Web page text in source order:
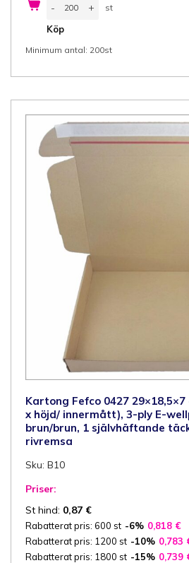
-
Fefco
29x18,5x7
(bredd
x
innermått)
tejp,
E-
wellpapp
ca
1,5
mm
vit/vit,
självhäftande
täckremsor,
+ st
Köp
Minimum antal: 200st
Kartong Fefco 0427
x höjd/ innermått), 3-ply E-
brun/brun, 1 självhäftande
rivremsa
Sku: B10
Priser:
St hind: 0,87 €
Rabatterat pris: 600 st -6% 0,818 €
Rabatterat pris: 1200 st -10% 0,783
Rabatterat pris: 1800 st -15% 0,739